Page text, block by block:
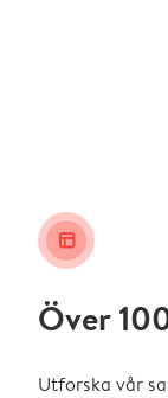
layout_alt
Över
Utforska vår